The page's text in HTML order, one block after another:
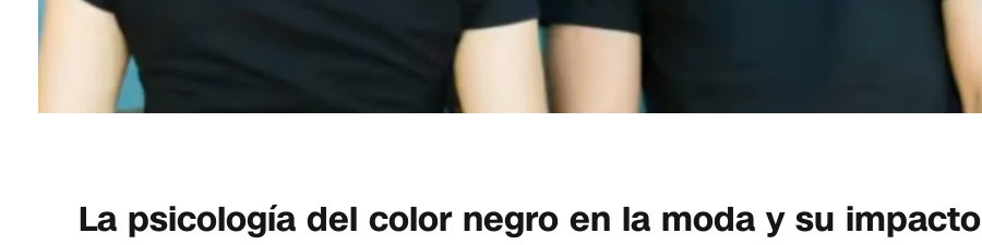
La psicología del color negro en la moda y su impacto